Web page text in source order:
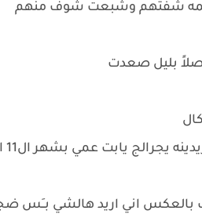
نعمه شفتهم وشبعت شوف منهم
بليل صعدت
بشهر ال11 انه مطلكج وردي الديرتج انتي حره
اني اريد هالشي بــَس